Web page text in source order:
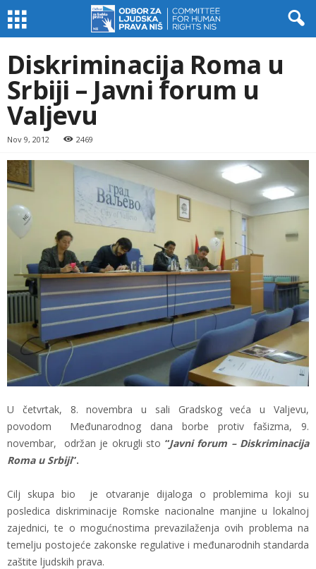
Diskriminacija Roma u
Srbiji – Javni forum u
Valjevu
Nov 9, 2012 2469
U četvrtak, 8. novembra u sali Gradskog veća u Valjevu,
povodom Međunarodnog dana borbe protiv fašizma, 9.
novembar, održan je okrugli sto “Javni forum – Diskriminacija
Roma u Srbiji”.
Cilj skupa bio je otvaranje dijaloga o problemima koji su
posledica diskriminacije Romske nacionalne manjine u lokalnoj
zajednici, te o mogućnostima prevazilaženja ovih problema na
temelju postojeće zakonske regulative i međunarodnih standarda
zaštite ljudskih prava.